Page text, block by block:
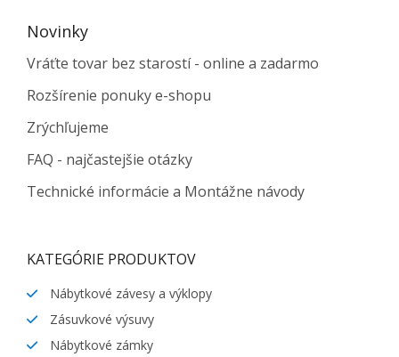
Novinky
Vráťte tovar bez starostí - online a zadarmo
Rozšírenie ponuky e-shopu
Zrýchľujeme
FAQ - najčastejšie otázky
Technické informácie a Montážne návody
KATEGÓRIE PRODUKTOV
Nábytkové závesy a výklopy
Zásuvkové výsuvy
Nábytkové zámky